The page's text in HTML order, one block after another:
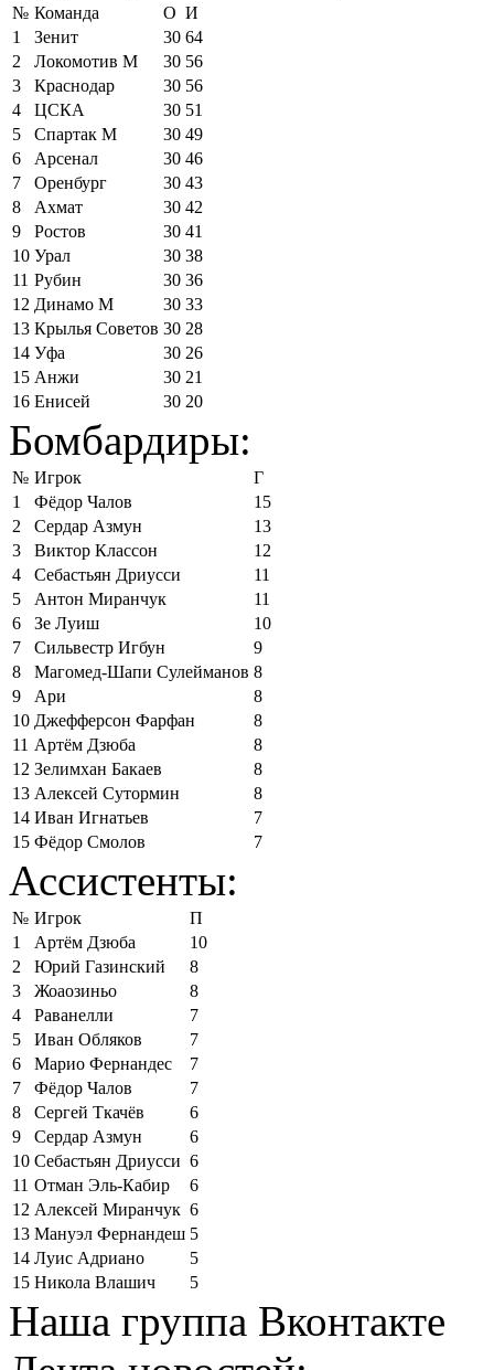
№ Команда О И
1
Зенит 30 64
2
Локомотив М 30 56
3
Краснодар 30 56
4
ЦСКА 30 51
5
Спартак М 30 49
6
Арсенал 30 46
7
Оренбург 30 43
8
Ахмат 30 42
9
Ростов 30 41
10 Урал 30 38
11 Рубин 30 36
12 Динамо М 30 33
13 Крылья Советов 30 28
14 Уфа 30 26
15 Анжи 30 21
16 Енисей 30 20
Бомбардиры:
№ Игрок
Г
1
Фёдор Чалов
15
2
Сердар Азмун
13
3
Виктор Классон
12
4
Себастьян Дриусси
11
5
Антон Миранчук
11
6
Зе Луиш
10
7
Сильвестр Игбун
9
8
Магомед-Шапи Сулейманов 8
9
Ари
8
10 Джефферсон Фарфан
8
11 Артём Дзюба
8
12 Зелимхан Бакаев
8
13 Алексей Сутормин
8
14 Иван Игнатьев
7
15 Фёдор Смолов 7
Ассистенты:
№ Игрок
П
1
Артём Дзюба
10
2
Юрий Газинский
8
3
Жоаозиньо
8
4
Раванелли
7
5
Иван Обляков
7
6
Марио Фернандес
7
7
Фёдор Чалов
7
8
Сергей Ткачёв
6
9
Сердар Азмун
6
10 Себастьян Дриусси 6
11 Отман Эль-Кабир
6
12 Алексей Миранчук 6
13 Мануэл Фернандеш 5
14 Луис Адриано
5
15 Никола Влашич 5
Наша группа Вконтакте